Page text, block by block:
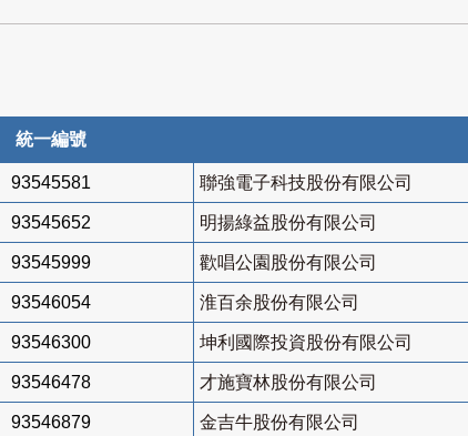
統一編號
93545581 聯強電子科技股份有限公司
93545652 明揚綠益股份有限公司
93545999 歡唱公園股份有限公司
93546054 淮百余股份有限公司
93546300 坤利國際投資股份有限公司
93546478 才施寶林股份有限公司
93546879 金吉牛股份有限公司